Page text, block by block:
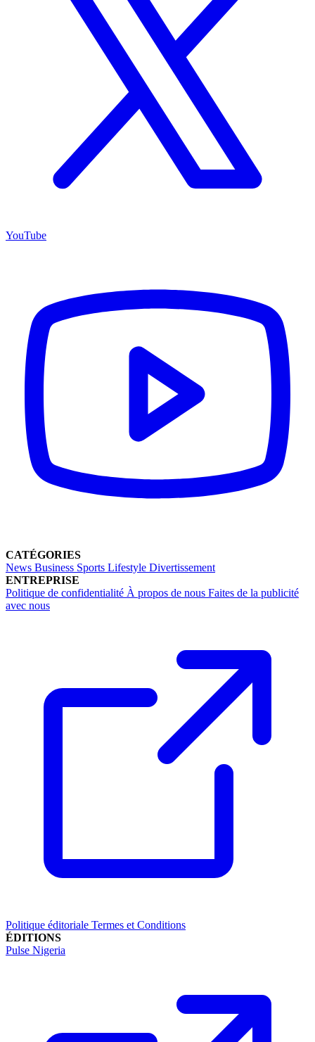
YouTube
CATÉGORIES
News Business Sports Lifestyle Divertissement
ENTREPRISE
Politique de confidentialité À propos de nous Faites de la publicité
avec nous
Politique éditoriale Termes et Conditions
ÉDITIONS
Pulse Nigeria